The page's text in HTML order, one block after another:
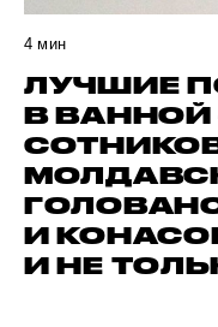
4 мин
ЛУЧШИЕ
В ВАННОЙ
И
И НЕ